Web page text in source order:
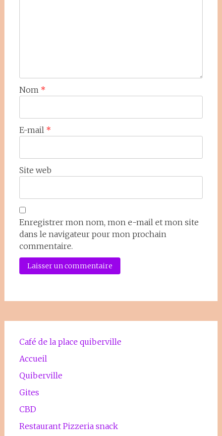
Nom *
E-mail *
Site web
Enregistrer mon nom, mon e-mail et mon site
dans le navigateur pour mon prochain
commentaire.
Café de la place quiberville
Accueil
Quiberville
Gites
CBD
Restaurant Pizzeria snack